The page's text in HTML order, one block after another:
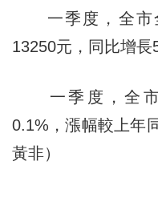
一季度，全市
13250元，同比增長
一季度，全市
0.1%，漲幅較上年
黃非）